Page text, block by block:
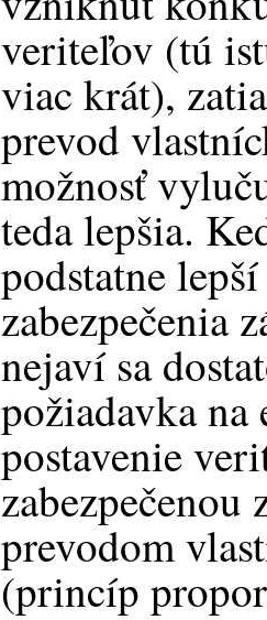
veriteľov (tú
viac krát),
prevod
možnosť
teda lepšia.
podstatne
zabezpečenia
nejaví sa
požiadavka na
postavenie
zabezpečenou
prevodom
(princíp